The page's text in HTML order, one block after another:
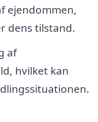
ejendommen,
dens tilstand.
af
hvilket kan